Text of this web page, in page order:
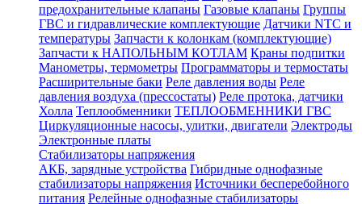
предохранительные клапаны Газовые клапаны Группы
ГВС и гидравлические комплектующие Датчики NTC и
температуры Запчасти к колонкам (комплектующие)
Запчасти к НАПОЛЬНЫМ КОТЛАМ Краны подпитки
Манометры, термометры Программаторы и термостаты
Расширительные баки Реле давления воды Реле
давления воздуха (прессостаты) Реле протока, датчики
Холла Теплообменники ТЕПЛООБМЕННИКИ ГВС
Циркуляционные насосы, улитки, двигатели Электроды
Электронные платы
Стабилизаторы напряжения
АКБ, зарядные устройства Гибридные однофазные
стабилизаторы напряжения Источники бесперебойного
питания Релейные однофазные стабилизаторы